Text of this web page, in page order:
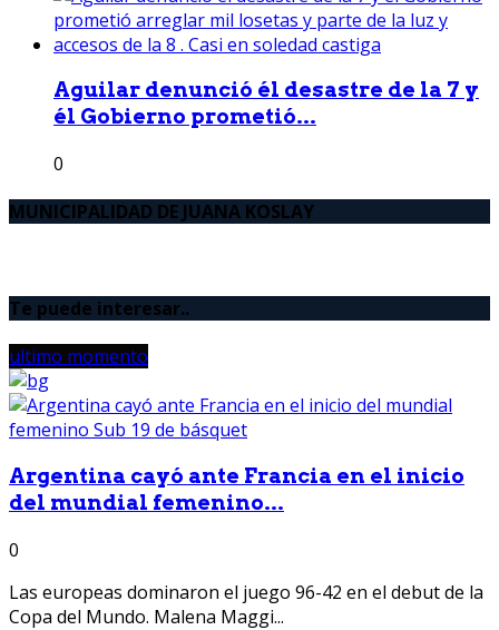
Aguilar denunció él desastre de la 7 y
él Gobierno prometió...
0
MUNICIPALIDAD DE JUANA KOSLAY
Te puede interesar..
ultimo momento
Argentina cayó ante Francia en el inicio
del mundial femenino...
0
Las europeas dominaron el juego 96-42 en el debut de la
Copa del Mundo. Malena Maggi...